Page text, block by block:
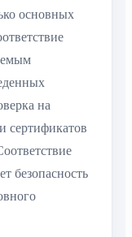
основных
на
сертификатов
безопасность